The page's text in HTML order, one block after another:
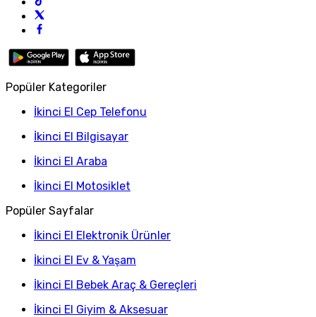
Popüler Kategoriler
İkinci El Cep Telefonu
İkinci El Bilgisayar
İkinci El Araba
İkinci El Motosiklet
Popüler Sayfalar
İkinci El Elektronik Ürünler
İkinci El Ev & Yaşam
İkinci El Bebek Araç & Gereçleri
İkinci El Giyim & Aksesuar